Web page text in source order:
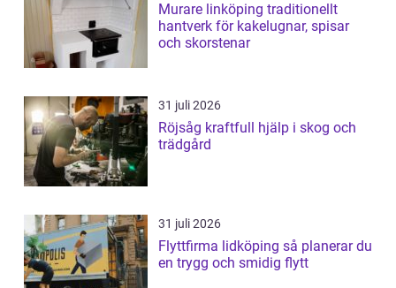
Murare linköping traditionellt
hantverk för kakelugnar, spisar
och skorstenar
31 juli 2026
Röjsåg kraftfull hjälp i skog och
trädgård
31 juli 2026
Flyttfirma lidköping så planerar du
en trygg och smidig flytt